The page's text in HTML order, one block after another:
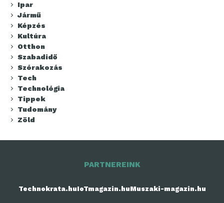
Ipar
Jármű
Képzés
Kultúra
Otthon
Szabadidő
Szórakozás
Tech
Technológia
Tippek
Tudomány
Zöld
PARTNEREINK
Technokrata.huIoTmagazin.huMuszaki-magazin.hu